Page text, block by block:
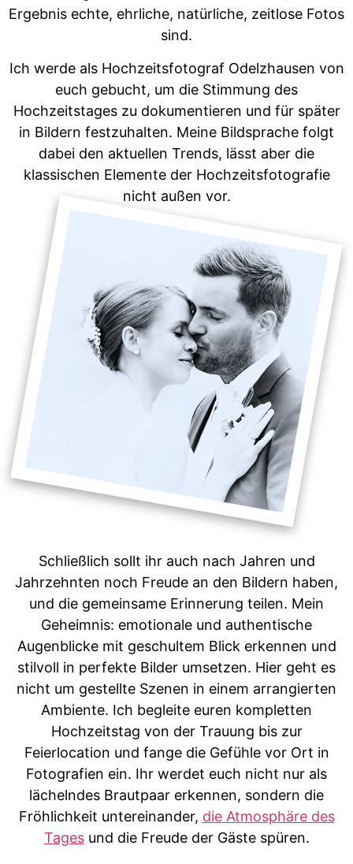
Ergebnis echte, ehrliche, natürliche, zeitlose Fotos
sind.
Ich werde als Hochzeitsfotograf Odelzhausen von
euch gebucht, um die Stimmung des
Hochzeitstages zu dokumentieren und für später
in Bildern festzuhalten. Meine Bildsprache folgt
dabei den aktuellen Trends, lässt aber die
klassischen Elemente der Hochzeitsfotografie
nicht außen vor.
Schließlich sollt ihr auch nach Jahren und
Jahrzehnten noch Freude an den Bildern haben,
und die gemeinsame Erinnerung teilen. Mein
Geheimnis: emotionale und authentische
Augenblicke mit geschultem Blick erkennen und
stilvoll in perfekte Bilder umsetzen. Hier geht es
nicht um gestellte Szenen in einem arrangierten
Ambiente. Ich begleite euren kompletten
Hochzeitstag von der Trauung bis zur
Feierlocation und fange die Gefühle vor Ort in
Fotografien ein. Ihr werdet euch nicht nur als
lächelndes Brautpaar erkennen, sondern die
Fröhlichkeit untereinander, die Atmosphäre des
Tagesund die Freude der Gäste spüren.